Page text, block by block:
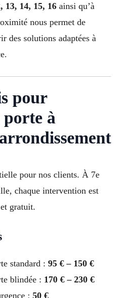
13, 14, 15, 16 ainsi qu’à
nous permet de
des solutions adaptées à
pour
à
pour nos clients. À 7e
chaque intervention est
gratuit.
standard : 95 € – 150 €
blindée : 170 € – 230 €
: 50 €